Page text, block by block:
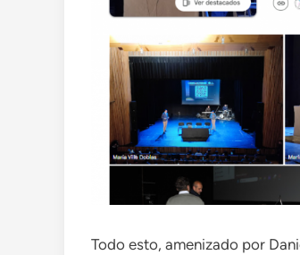
Todo esto, amenizado por